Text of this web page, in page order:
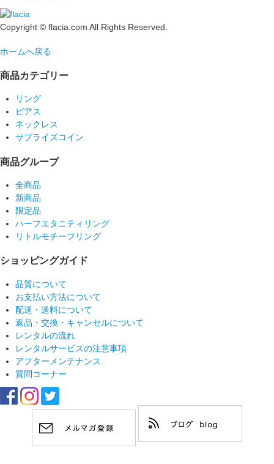
Copyright © flacia.com All Rights Reserved.
ホームへ戻る
商品カテゴリー
リング
ピアス
ネックレス
サプライズコイン
商品グループ
全商品
新商品
限定品
ハーフエタニティリング
リトルモチーフリング
ショッピングガイド
品質について
お支払い方法について
配送・送料について
返品・交換・キャンセルについて
レンタルの流れ
レンタルサービスの注意事項
アフターメンテナンス
質問コーナー